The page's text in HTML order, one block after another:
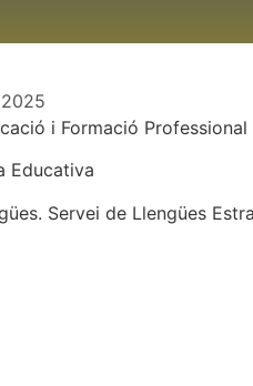
i Formació Professional
Educativa
Servei de Llengües